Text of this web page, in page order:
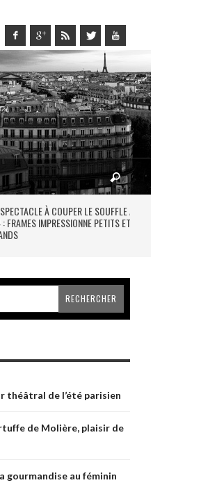
À COUPER LE SOUFFLE AU
FRAMES IMPRESSIONNE PETITS ET
théâtral de l’été parisien
de Molière, plaisir de
gourmandise au féminin